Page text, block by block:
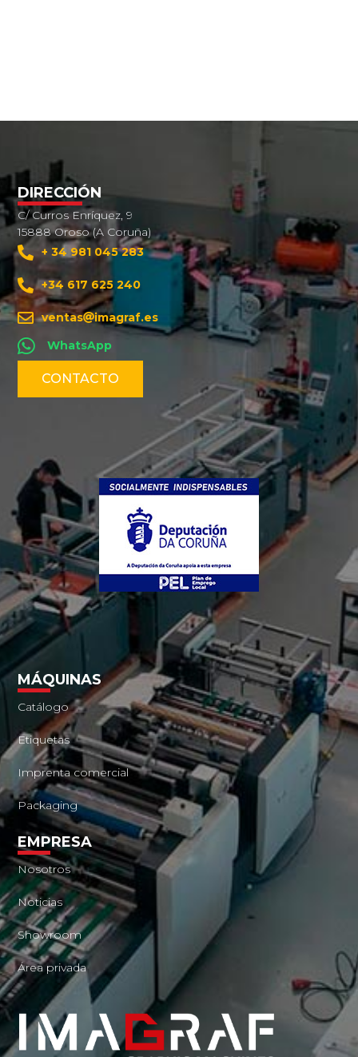
MÁQUINAS
Catálogo
Etiquetas
Imprenta comercial
Packaging
EMPRESA
Nosotros
Noticias
Showroom
Área privada
DIRECCIÓN
C/ Curros Enríquez, 9
15888 Oroso (A Coruña)
+ 34 981 045 283
+34 617 625 240
ventas
imagraf.es
WhatsApp
CONTACTO